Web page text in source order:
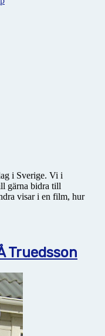
i Sverige. Vi i
gärna bidra till
visar i en film, hur
Truedsson